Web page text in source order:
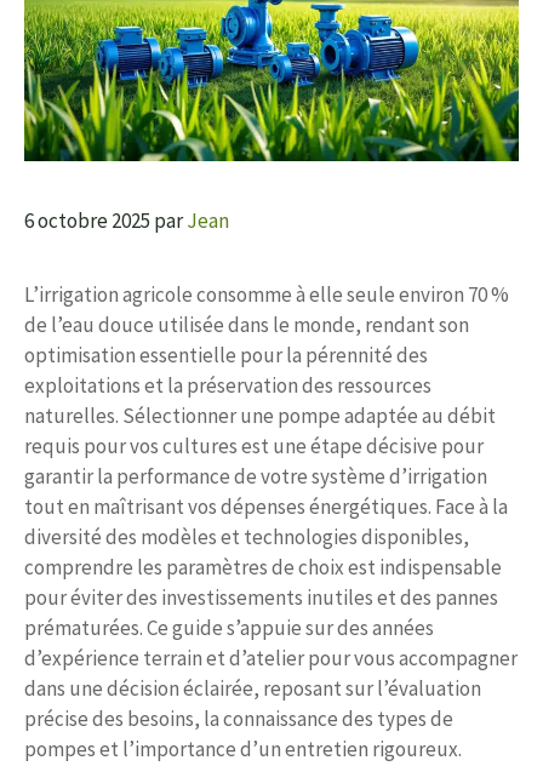
6 octobre 2025 parJean
L’irrigation agricole consomme à elle seule environ 70 %
de l’eau douce utilisée dans le monde, rendant son
optimisation essentielle pour la pérennité des
exploitations et la préservation des ressources
naturelles. Sélectionner une pompe adaptée au débit
requis pour vos cultures est une étape décisive pour
garantir la performance de votre système d’irrigation
tout en maîtrisant vos dépenses énergétiques. Face à la
diversité des modèles et technologies disponibles,
comprendre les paramètres de choix est indispensable
pour éviter des investissements inutiles et des pannes
prématurées. Ce guide s’appuie sur des années
d’expérience terrain et d’atelier pour vous accompagner
dans une décision éclairée, reposant sur l’évaluation
précise des besoins, la connaissance des types de
pompes et l’importance d’un entretien rigoureux.